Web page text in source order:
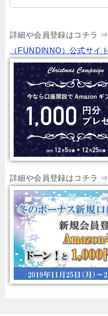
詳細や会員登録はコチラ ⇒
（FUNDINNO）公式サイト
詳細や会員登録はコチラ ⇒